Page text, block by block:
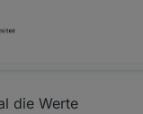
die Werte